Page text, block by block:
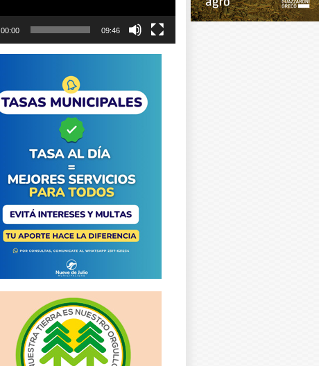
00:00 09:46